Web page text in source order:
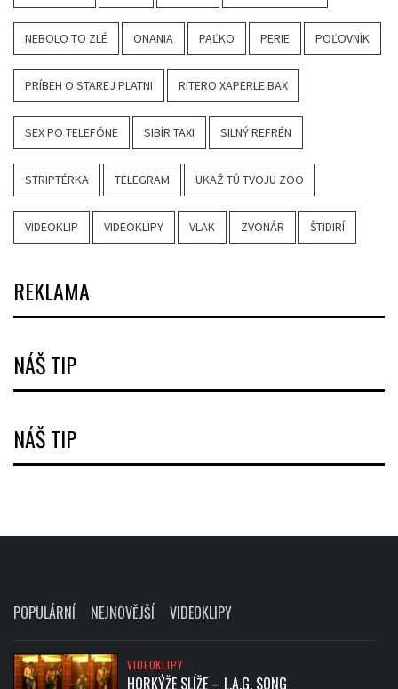
NEBOLO TO ZLÉ ONANIA PAĽKO PERIE POĽOVNÍK
PRÍBEH O STAREJ PLATNI RITERO XAPERLE BAX
SEX PO TELEFÓNE SIBÍR TAXI SILNÝ REFRÉN
STRIPTÉRKA TELEGRAM UKAŽ TÚ TVOJU ZOO
VIDEOKLIP VIDEOKLIPY VLAK ZVONÁR ŠTIDIRÍ
REKLAMA
NÁŠ TIP
NÁŠ TIP
POPULÁRNÍ NEJNOVĚJŠÍ VIDEOKLIPY
VIDEOKLIPY
HORKÝŽE SLÍŽE – L.A.G. SONG